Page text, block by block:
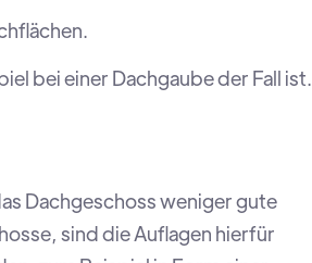
bei einer Dachgaube der Fall ist.
Dachgeschoss weniger gute
sind die Auflagen hierfür